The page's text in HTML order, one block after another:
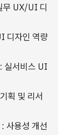
무 UX/UI 디
디자인 역량
실서비스 UI
획 및 리서
사용성 개선